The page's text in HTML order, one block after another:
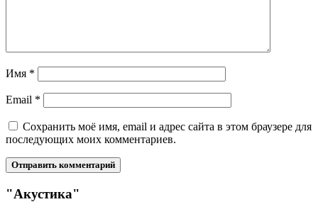
Имя *
Email *
Сохранить моё имя, email и адрес сайта в этом браузере для
последующих моих комментариев.
"Акустика"